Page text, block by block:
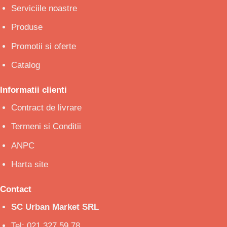
Serviciile noastre
Produse
Promotii si oferte
Catalog
Informatii clienti
Contract de livrare
Termeni si Conditii
ANPC
Harta site
Contact
SC Urban Market SRL